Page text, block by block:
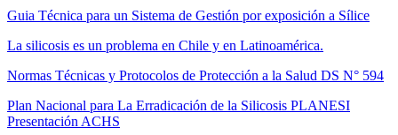
Guia Técnica para un Sistema de Gestión por exposición a Sílice
La silicosis es un problema en Chile y en Latinoamérica.
Normas Técnicas y Protocolos de Protección a la Salud DS N° 594
Plan Nacional para La Erradicación de la Silicosis PLANESI
Presentación ACHS